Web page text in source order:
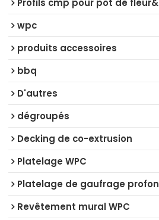
Profils cmp pour pot de
wpc
produits accessoires
bbq
D'autres
dégroupés
Decking de co-extrusion
Platelage WPC
Platelage de gaufrage
Revêtement mural WPC